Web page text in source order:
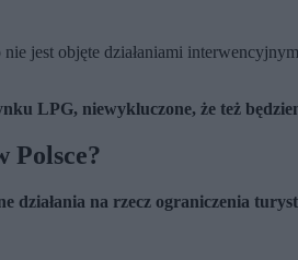
jest objęte działaniami
LPG, niewykluczone, że też
Polsce?
działania na rzecz ograniczenia